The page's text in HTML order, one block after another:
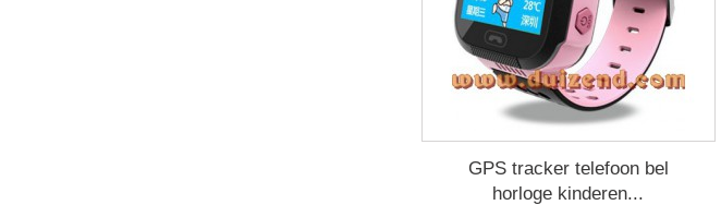
GPS tracker telefoon bel
horloge kinderen...